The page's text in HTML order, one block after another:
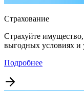
Страхование
Страхуйте
выгодных условиях и
Подробнее